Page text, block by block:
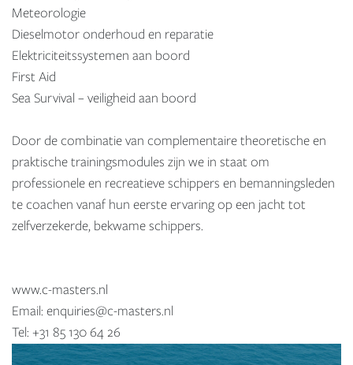
Meteorologie
Dieselmotor onderhoud en reparatie
Elektriciteitssystemen aan boord
First Aid
Sea Survival – veiligheid aan boord
Door de combinatie van complementaire theoretische en
praktische trainingsmodules zijn we in staat om
professionele en recreatieve schippers en bemanningsleden
te coachen vanaf hun eerste ervaring op een jacht tot
zelfverzekerde, bekwame schippers.
www.c-masters.nl
Email: enquiries@c-masters.nl
Tel: +31 85 130 64 26